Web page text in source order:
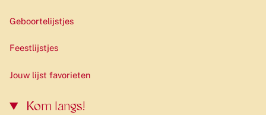
Geboortelijstjes
Feestlijstjes
Jouw lijst favorieten
Kom langs!